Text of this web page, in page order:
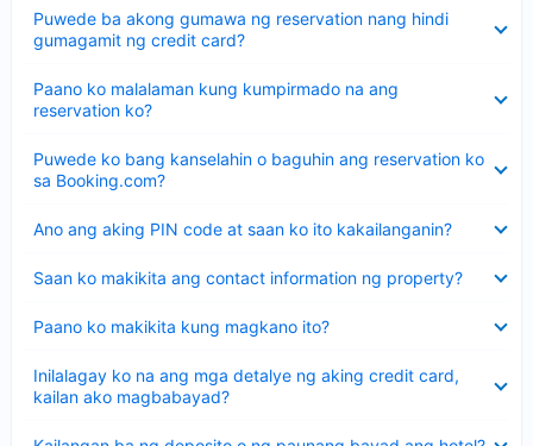
Puwede ba akong gumawa ng reservation nang hindi
gumagamit ng credit card?
ang
sagot
Paano ko malalaman kung kumpirmado na ang
reservation ko?
ang
sagot
Puwede ko bang kanselahin o baguhin ang reservation ko
sa Booking.com?
ang
sagot
Ano ang aking PIN code at saan ko ito kakailanganin?
ang
Saan ko makikita ang contact information ng property?
ang
Paano ko makikita kung magkano ito?
ang
Inilalagay ko na ang mga detalye ng aking credit card,
kailan ako magbabayad?
ang
sagot